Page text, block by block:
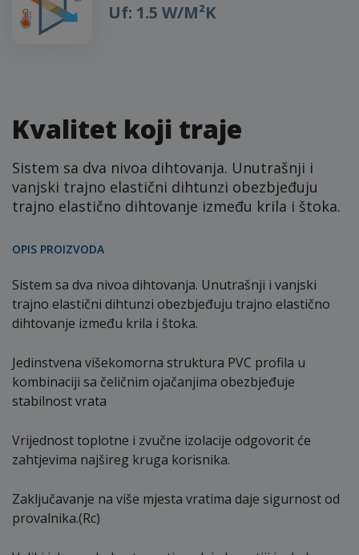
Uf: 1.5 W/M²K
Kvalitet koji traje
Sistem sa dva nivoa dihtovanja. Unutrašnji i
vanjski trajno elastični dihtunzi obezbjeđuju
trajno elastično dihtovanje između krila i štoka.
OPIS PROIZVODA
Sistem sa dva nivoa dihtovanja. Unutrašnji i vanjski
trajno elastični dihtunzi obezbjeđuju trajno elastično
dihtovanje između krila i štoka.
Jedinstvena višekomorna struktura PVC profila u
kombinaciji sa čeličnim ojačanjima obezbjeđuje
stabilnost vrata
Vrijednost toplotne i zvučne izolacije odgovorit će
zahtjevima najšireg kruga korisnika.
Zaključavanje na više mjesta vratima daje sigurnost od
provalnika.(Rc)